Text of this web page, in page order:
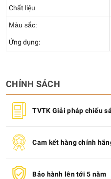
Chất liệu
Màu sắc:
Ứng dụng:
CHÍNH SÁCH
TVTK Giải pháp chiếu
Cam kết hàng chính
Bảo hành lên tới 5 năm